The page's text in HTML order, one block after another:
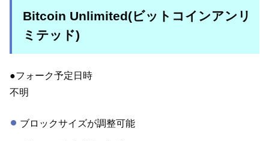
Bitcoin Unlimited(ビットコインアンリ
ミテッド)
●フォーク予定日時
不明
ブロックサイズが調整可能